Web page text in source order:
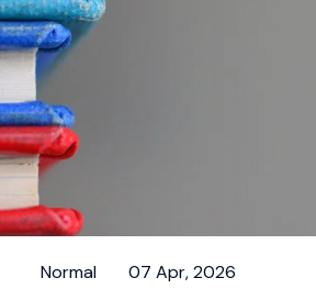
Normal 07 Apr, 2026